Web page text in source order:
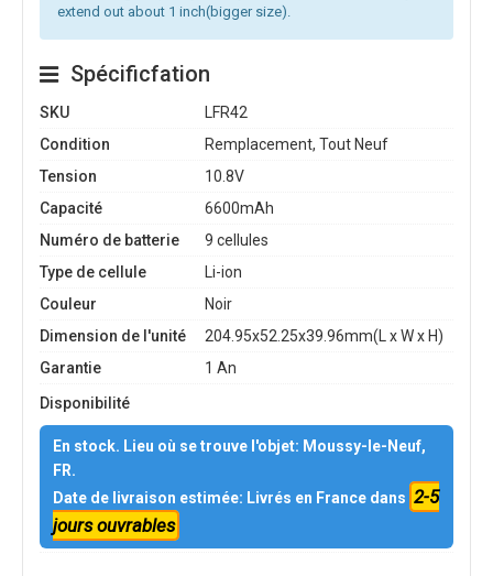
extend out about 1 inch(bigger size).
Spécificfation
SKU
LFR42
Condition
Remplacement, Tout Neuf
Tension
10.8V
Capacité
6600mAh
Numéro de batterie
9 cellules
Type de cellule
Li-ion
Couleur
Noir
Dimension de l'unité
204.95x52.25x39.96mm(L x W x H)
Garantie
1 An
Disponibilité
En stock. Lieu où se trouve l'objet: Moussy-le-Neuf,
FR.
Date de livraison estimée: Livrés en France dans 2-5
jours ouvrables